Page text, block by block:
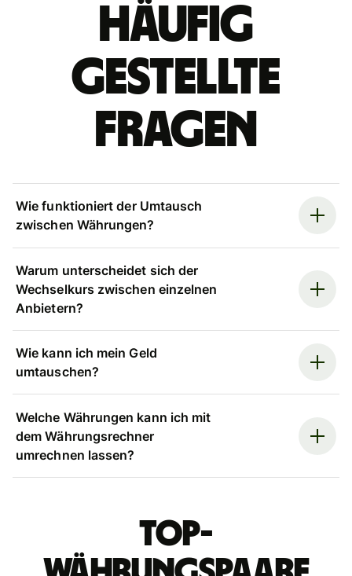
Häufig
gestellte
Fragen
Wie funktioniert der Umtausch
zwischen Währungen?
Warum unterscheidet sich der
Wechselkurs zwischen einzelnen
Anbietern?
Wie kann ich mein Geld
umtauschen?
Welche Währungen kann ich mit
dem Währungsrechner
umrechnen lassen?
Top-